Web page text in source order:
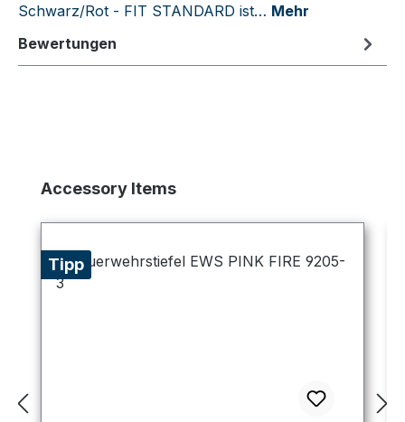
Schwarz/Rot - FIT STANDARD ist… Mehr
Bewertungen
Produktgalerie überspringen
Accessory Items
Tipp